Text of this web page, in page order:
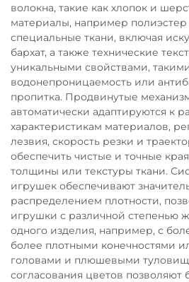
волокна, такие как хлопок и
материалы, например полиэстер
специальные ткани, включая
бархат, а также технические
уникальными свойствами,
водонепроницаемость или
пропитка. Продвинутые
автоматически адаптируются к
характеристикам материалов,
лезвия, скорость резки и
обеспечить чистые и точные
толщины или текстуры ткани.
игрушек обеспечивают
распределением плотности,
игрушки с различной степенью
одного изделия, например, с
более плотными конечностями
головами и плюшевыми
согласования цветов позволяют